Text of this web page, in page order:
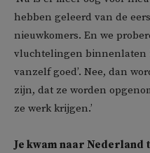
hebben geleerd van de
nieuwkomers. En we
vluchtelingen binnenlaten
vanzelf goed’. Nee, dan
zijn, dat ze worden
ze werk krijgen.’
Je kwam naar Nederland